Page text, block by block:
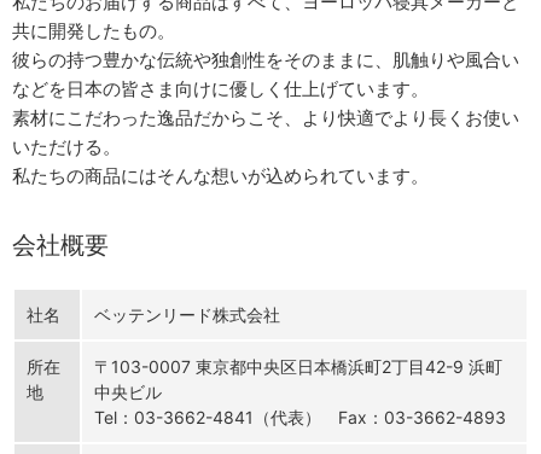
共に開発したもの。
彼らの持つ豊かな伝統や独創性をそのままに、肌触りや風合い
などを日本の皆さま向けに優しく仕上げています。
素材にこだわった逸品だからこそ、より快適でより長くお使い
いただける。
私たちの商品にはそんな想いが込められています。
会社概要
社名 ベッテンリード株式会社
所在
地
〒103-0007 東京都中央区日本橋浜町2丁目42-9 浜町
中央ビル
Tel：03-3662-4841（代表） Fax：03-3662-4893